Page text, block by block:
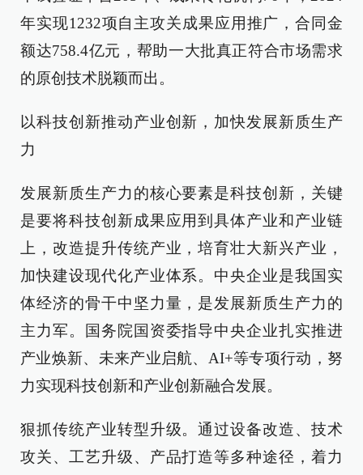
年实现1232项自主攻关成果应用推广，合同金
额达758.4亿元，帮助一大批真正符合市场需求
的原创技术脱颖而出。
以科技创新推动产业创新，加快发展新质生产
力
发展新质生产力的核心要素是科技创新，关键
是要将科技创新成果应用到具体产业和产业链
上，改造提升传统产业，培育壮大新兴产业，
加快建设现代化产业体系。中央企业是我国实
体经济的骨干中坚力量，是发展新质生产力的
主力军。国务院国资委指导中央企业扎实推进
产业焕新、未来产业启航、AI+等专项行动，努
力实现科技创新和产业创新融合发展。
狠抓传统产业转型升级。通过设备改造、技术
攻关、工艺升级、产品打造等多种途径，着力